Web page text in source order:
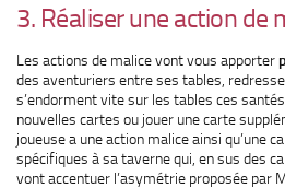
3. Réaliser une action de
Les actions de malice vont vous apporter
des aventuriers entre ses tables,
s’endorment vite sur les tables ces
nouvelles cartes ou jouer une carte
joueuse a une action malice ainsi qu’une
spécifiques à sa taverne qui, en sus des
vont accentuer l’asymétrie proposée par